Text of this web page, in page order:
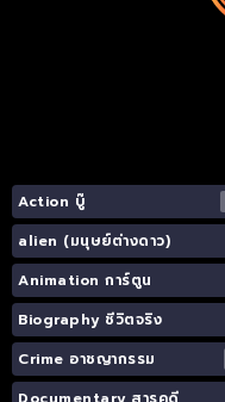
Action บู๊
alien (มนุษย์ต่างดาว)
Animation การ์ตูน
Biography ชีวิตจริง
Crime อาชญากรรม